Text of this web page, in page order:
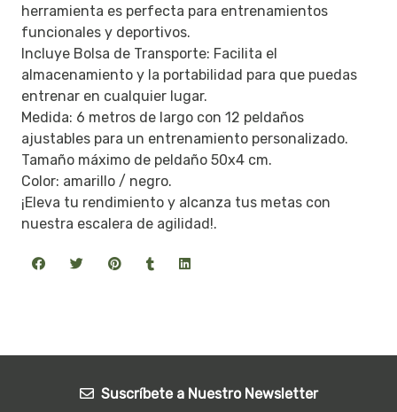
herramienta es perfecta para entrenamientos
funcionales y deportivos.
Incluye Bolsa de Transporte: Facilita el
almacenamiento y la portabilidad para que puedas
entrenar en cualquier lugar.
Medida: 6 metros de largo con 12 peldaños
ajustables para un entrenamiento personalizado.
Tamaño máximo de peldaño 50x4 cm.
Color: amarillo / negro.
¡Eleva tu rendimiento y alcanza tus metas con
nuestra escalera de agilidad!.
Suscríbete a Nuestro Newsletter